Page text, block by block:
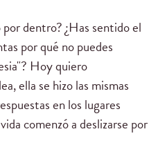
dentro? ¿Has sentido el
por qué no puedes
Hoy quiero
ella se hizo las mismas
en los lugares
comenzó a deslizarse por